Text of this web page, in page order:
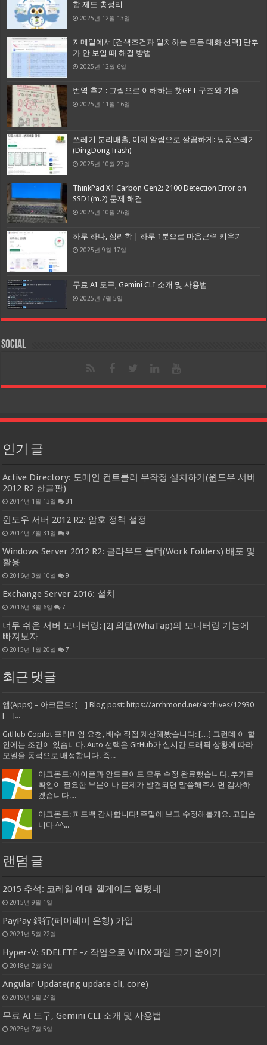
합 제도 총정리
2025년 12월 13일
지메일에서 [검색조건과 일치하는 모든 대화 선택] 단추
가 안 보일 때 해결 방법
2025년 12월 6일
번역 후기: 그림으로 이해하는 챗GPT 구조와 기술
2025년 11월 16일
쓰레기 분리배출, 이제 알림으로 깔끔하게: 딩동쓰레기
(DingDongTrash)
2025년 10월 27일
ThinkPad X1 Carbon Gen2: 2100 Detection Error on
SSD1(m.2) 문제 해결
2025년 10월 26일
하루 하나, 심리학 | 하루 1분으로 마음근력 키우기
2025년 9월 17일
무료 AI 도구, Gemini CLI 소개 및 사용법
2025년 7월 5일
Social
인기 글
Active Directory: 도메인 컨트롤러 무작정 설치하기(윈도우 서버
2012 R2 한글판)
2014년 1월 13일 31
윈도우 서버 2012 R2: 암호 정책 설정
2014년 7월 31일 9
Windows Server 2012 R2: 클라우드 폴더(Work Folders) 배포 및
활용
2016년 3월 10일 9
Exchange Server 2016: 설치
2016년 3월 6일 7
너무 쉬운 서버 모니터링: [2] 와탭(WhaTap)의 모니터링 기능에
빠져보자
2015년 1월 20일 7
최근 댓글
앱(Apps) – 아크몬드: […] Blog post: https://archmond.net/archives/12930
[…]...
GitHub Copilot 프리미엄 요청, 배수 직접 계산해봤습니다: […] 그런데 이 할
인에는 조건이 있습니다. Auto 선택은 GitHub가 실시간 트래픽 상황에 따라
모델을 동적으로 배정합니다. 즉...
아크몬드: 아이폰과 안드로이드 모두 수정 완료했습니다. 추가로
확인이 필요한 부분이나 문제가 발견되면 말씀해주시면 감사하
겠습니다....
아크몬드: 피드백 감사합니다! 주말에 보고 수정해볼게요. 고맙습
니다 ^^...
랜덤 글
2015 추석: 코레일 예매 헬게이트 열렸네
2015년 9월 1일
PayPay 銀行(페이페이 은행) 가입
2021년 5월 22일
Hyper-V: SDELETE -z 작업으로 VHDX 파일 크기 줄이기
2018년 2월 5일
Angular Update(ng update cli, core)
2019년 5월 24일
무료 AI 도구, Gemini CLI 소개 및 사용법
2025년 7월 5일